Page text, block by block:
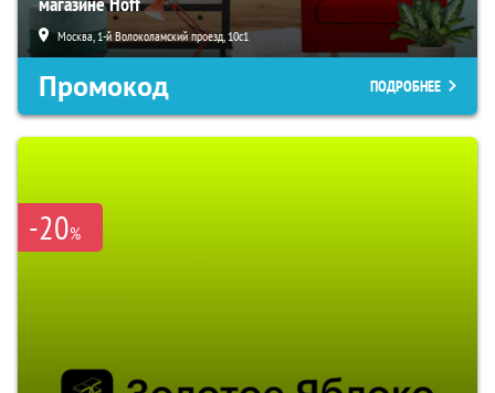
Москва, 1-й Волоколамский проезд, 10с1
Промокод ПОДРОБНЕЕ
-20%